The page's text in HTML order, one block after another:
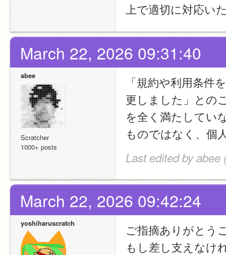
上で適切に対応い
March 22, 2026 09:31:40
abee
Scratcher
1000+ posts
「規約や利用条件
更しました」との
を全く満たしてい
ものではなく、個
Last edited by abee
March 22, 2026 09:42:24
yoshiharuscratch
ご指摘ありがとう
もし差し支えなけ